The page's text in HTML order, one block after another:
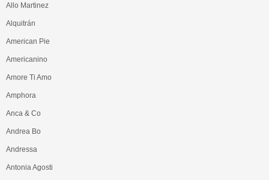
Allo Martinez
Alquitrán
American Pie
Americanino
Amore Ti Amo
Amphora
Anca & Co
Andrea Bo
Andressa
Antonia Agosti